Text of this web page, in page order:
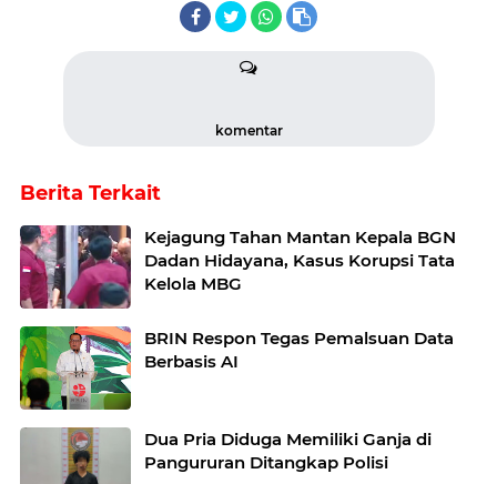
komentar
Berita Terkait
Kejagung Tahan Mantan Kepala BGN
Dadan Hidayana, Kasus Korupsi Tata
Kelola MBG
BRIN Respon Tegas Pemalsuan Data
Berbasis AI
Dua Pria Diduga Memiliki Ganja di
Pangururan Ditangkap Polisi